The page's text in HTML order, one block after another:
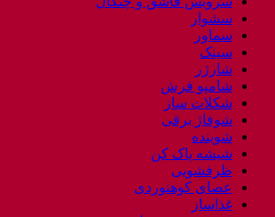
سشوار
سماور
سینک
شارژر
شامپو فرش
شکلات ساز
شوفاژ برقی
شوینده
شیشه پاک کن
ظرفشویی
عصای کوهنوردی
غذاساز